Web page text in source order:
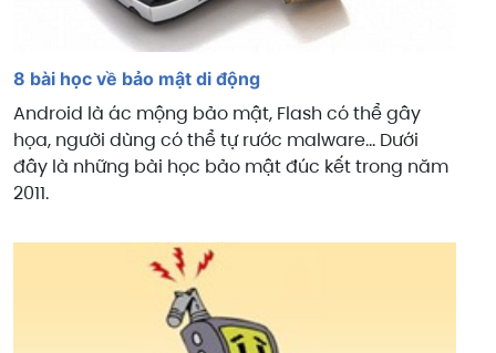
8 bài học về bảo mật di động
Android là ác mộng bảo mật, Flash có thể gây
họa, người dùng có thể tự rước malware... Dưới
đây là những bài học bảo mật đúc kết trong năm
2011.